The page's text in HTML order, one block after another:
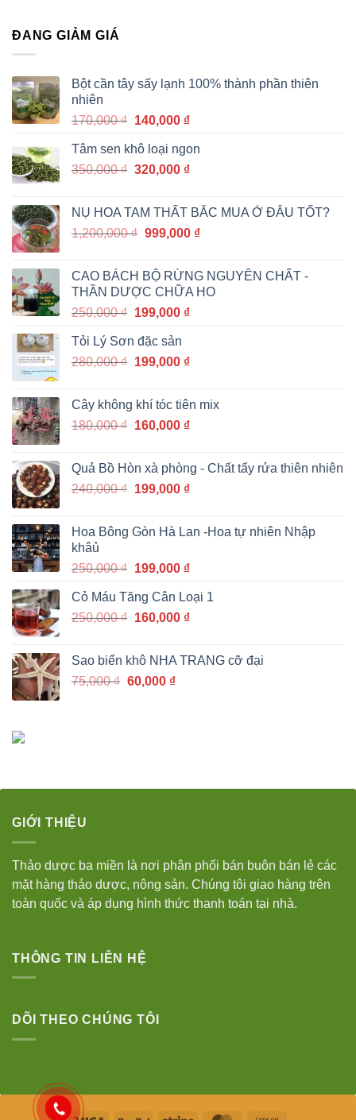
ĐANG GIẢM GIÁ
Bột cần tây sấy lạnh 100% thành phần thiên
nhiên
170,000₫ Giá
là:
170,000 ₫.
140,000 ₫Giá
tại
là:
Tâm sen khô loại ngon
350,000₫ Giá
350,000 ₫.
320,000 ₫Giá
tại
là:
320,000 ₫.
NỤ HOA TAM THẤT BẮC MUA Ở ĐÂU TỐT?
1,200,000₫ Giá
là:
1,200,000 ₫.
999,000 ₫Giá
là:
999,000 ₫.
CAO BÁCH BỘ RỪNG NGUYÊN CHẤT -
THẦN DƯỢC CHỮA HO
250,000₫ Giá
là:
250,000 ₫.
199,000 ₫Giá
là:
Tỏi Lý Sơn đặc sản
280,000₫ Giá
280,000 ₫.
199,000 ₫Giá
là:
199,000 ₫.
Cây không khí tóc tiên mix
180,000₫ Giá
180,000 ₫.
160,000 ₫Giá
là:
160,000 ₫.
Quả Bồ Hòn xà phòng - Chất tẩy rửa thiên nhiên
240,000₫ Giá
240,000 ₫.
199,000 ₫Giá
là:
Hoa Bông Gòn Hà Lan -Hoa tự nhiên Nhập
khâủ
250,000₫ Giá
là:
250,000 ₫.
199,000 ₫Giá
tại
là:
Cỏ Máu Tăng Cân Loại 1
250,000₫ Giá
250,000 ₫.
160,000 ₫Giá
là:
Sao biển khô NHA TRANG cỡ đại
75,000₫ Giá
60,000 ₫Giá
GIỚI THIỆU
Thảo dược ba miền là nơi phân phối bán buôn bán lẻ các
mặt hàng thảo dược, nông sản. Chúng tôi giao hàng trên
toàn quốc và áp dụng hình thức thanh toán tại nhà.
THÔNG TIN LIÊN HỆ
DÕI THEO CHÚNG TÔI